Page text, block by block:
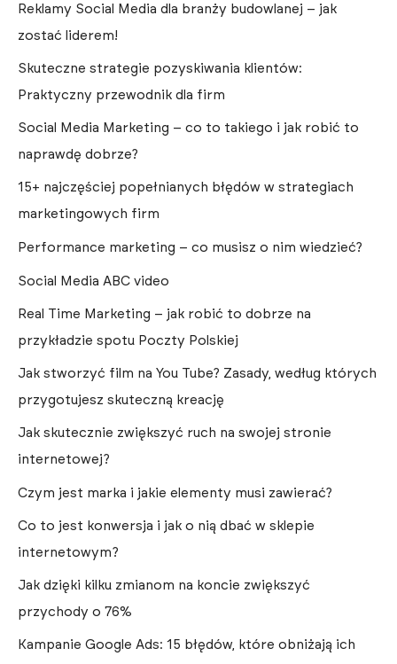
Reklamy Social Media dla branży budowlanej – jak
zostać liderem!
Skuteczne strategie pozyskiwania klientów:
Praktyczny przewodnik dla firm
Social Media Marketing – co to takiego i jak robić to
naprawdę dobrze?
15+ najczęściej popełnianych błędów w strategiach
marketingowych firm
Performance marketing – co musisz o nim wiedzieć?
Social Media ABC video
Real Time Marketing – jak robić to dobrze na
przykładzie spotu Poczty Polskiej
Jak stworzyć film na You Tube? Zasady, według których
przygotujesz skuteczną kreację
Jak skutecznie zwiększyć ruch na swojej stronie
internetowej?
Czym jest marka i jakie elementy musi zawierać?
Co to jest konwersja i jak o nią dbać w sklepie
internetowym?
Jak dzięki kilku zmianom na koncie zwiększyć
przychody o 76%
Kampanie Google Ads: 15 błędów, które obniżają ich